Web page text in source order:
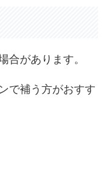
合があります。
で補う方がおすす